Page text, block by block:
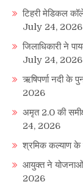
टिहरी मेडिकल
July 24, 2026
जिलाधिकारी ने
July 24, 2026
ऋषिपर्णा नदी के
2026
अमृत 2.0 की
24, 2026
श्रमिक कल्याण के
आयुक्त ने योजनाओं
2026